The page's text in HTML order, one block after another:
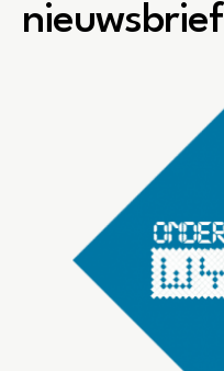
nieuwsbrief